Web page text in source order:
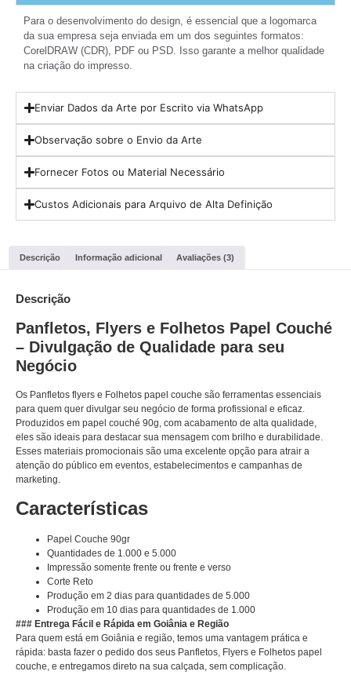
Para o desenvolvimento do design, é essencial que a logomarca
da sua empresa seja enviada em um dos seguintes formatos:
CorelDRAW (CDR), PDF ou PSD. Isso garante a melhor qualidade
na criação do impresso.
Enviar Dados da Arte por Escrito via WhatsApp
Observação sobre o Envio da Arte
Fornecer Fotos ou Material Necessário
Custos Adicionais para Arquivo de Alta Definição
Descrição Informação adicional Avaliações (3)
Descrição
Panfletos, Flyers e Folhetos Papel Couché
– Divulgação de Qualidade para seu
Negócio
Os Panfletos flyers e Folhetos papel couche são ferramentas essenciais
para quem quer divulgar seu negócio de forma profissional e eficaz.
Produzidos em papel couché 90g, com acabamento de alta qualidade,
eles são ideais para destacar sua mensagem com brilho e durabilidade.
Esses materiais promocionais são uma excelente opção para atrair a
atenção do público em eventos, estabelecimentos e campanhas de
marketing.
Características
Papel Couche 90gr
Quantidades de 1.000 e 5.000
Impressão somente frente ou frente e verso
Corte Reto
Produção em 2 dias para quantidades de 5.000
Produção em 10 dias para quantidades de 1.000
### Entrega Fácil e Rápida em Goiânia e Região
Para quem está em Goiânia e região, temos uma vantagem prática e
rápida: basta fazer o pedido dos seus Panfletos, Flyers e Folhetos papel
couche, e entregamos direto na sua calçada, sem complicação.